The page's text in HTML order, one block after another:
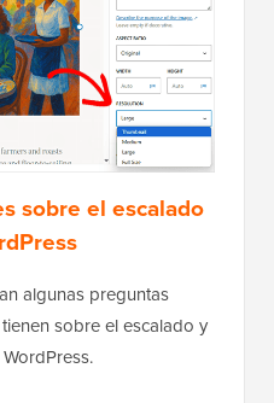
sobre el escalado
algunas preguntas
sobre el escalado y